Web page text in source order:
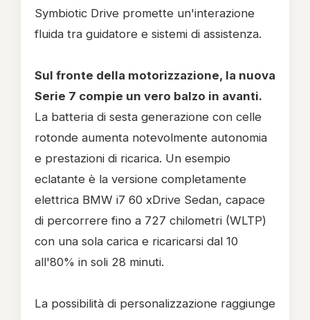
Symbiotic Drive promette un'interazione
fluida tra guidatore e sistemi di assistenza.
Sul fronte della motorizzazione, la nuova
Serie 7 compie un vero balzo in avanti.
La batteria di sesta generazione con celle
rotonde aumenta notevolmente autonomia
e prestazioni di ricarica. Un esempio
eclatante è la versione completamente
elettrica BMW i7 60 xDrive Sedan, capace
di percorrere fino a 727 chilometri (WLTP)
con una sola carica e ricaricarsi dal 10
all'80% in soli 28 minuti.
La possibilità di personalizzazione raggiunge